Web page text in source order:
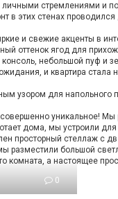
стремлениями и
в этих стенах
и свежие акценты в
оттенок ягод для
небольшой пуф и
и квартира
узором для напольного
уникальное! Мы
дома, мы устроили
просторный стеллаж с
разместили большой
комната, а настоящее
0